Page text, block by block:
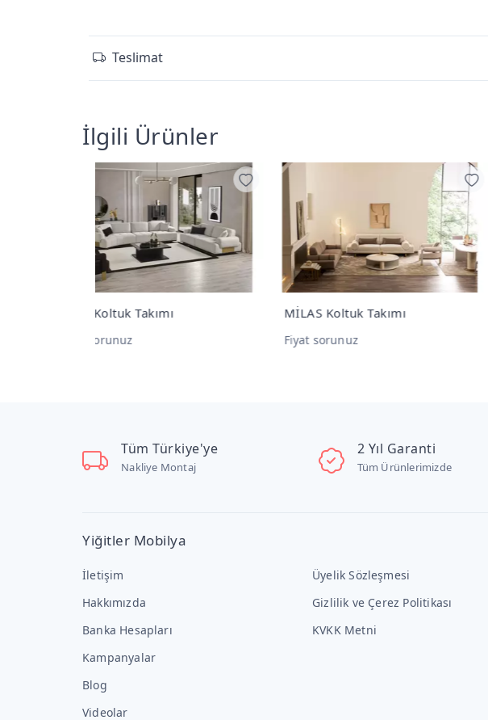
Teslimat
İlgili Ürünler
MİLAS Koltuk Takımı
Fiyat sorunuz
RAV MADRİD Koltuk Takımı
Fiyat sorunuz
Tüm Türkiye'ye
Nakliye Montaj
2 Yıl Garanti
Tüm Ürünlerimizde
Yiğitler Mobilya
İletişim
Hakkımızda
Banka Hesapları
Kampanyalar
Blog
Videolar
Üyelik Sözleşmesi
Gizlilik ve Çerez Politikası
KVKK Metni